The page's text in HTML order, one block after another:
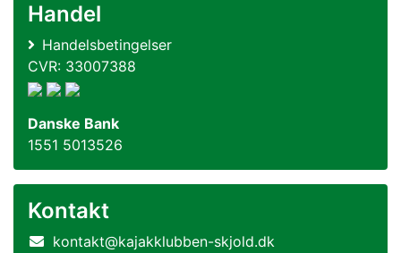
Handel
Handelsbetingelser
CVR: 33007388
Danske Bank
1551 5013526
Kontakt
kontakt@kajakklubben-skjold.dk